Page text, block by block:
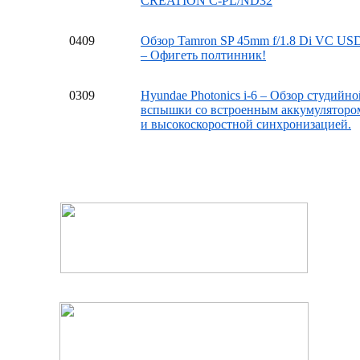
0409
Обзор Tamron SP 45mm f/1.8 Di VC
– Офигеть полтинник!
0309
Hyundae Photonics i-6 – Обзор
вспышки со встроенным
и высокоскоростной синхронизацией.